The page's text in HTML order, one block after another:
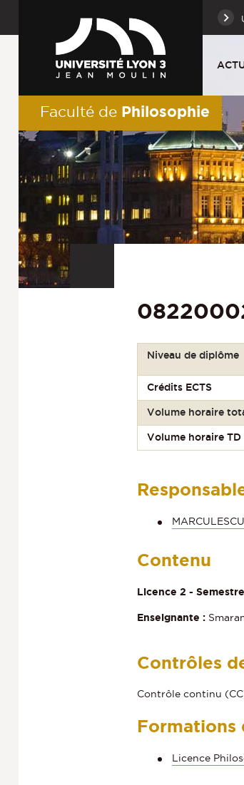
Faculté de Philosophie
Niveau de diplôme
Crédits ECTS
Volume horaire
Volume horaire TD
Contenu
Licence 2 -
Enseignante :
Contrôles
Contrôle continu
Formations
Licence